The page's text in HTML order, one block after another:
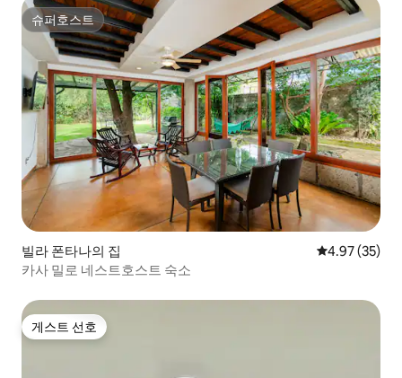
슈퍼호스트
슈퍼호스트
빌라 폰타나의 집 평점 4.97점(5
4.97 (35)
카사 밀로 네스트호스트 숙소
게스트 선호
게스트 선호